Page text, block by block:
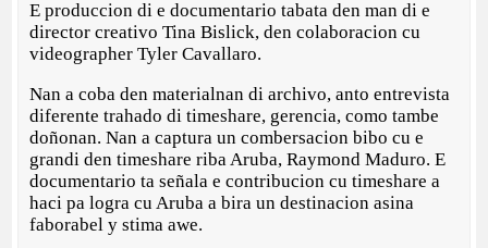
E produccion di e documentario tabata den man di e
director creativo Tina Bislick, den colaboracion cu
videographer Tyler Cavallaro.
Nan a coba den materialnan di archivo, anto entrevista
diferente trahado di timeshare, gerencia, como tambe
doñonan. Nan a captura un combersacion bibo cu e
grandi den timeshare riba Aruba, Raymond Maduro. E
documentario ta señala e contribucion cu timeshare a
haci pa logra cu Aruba a bira un destinacion asina
faborabel y stima awe.